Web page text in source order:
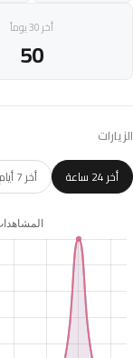
أخر 30 يوماً
50
الزيارات
أخر 24 ساعة أخر 7 أيام